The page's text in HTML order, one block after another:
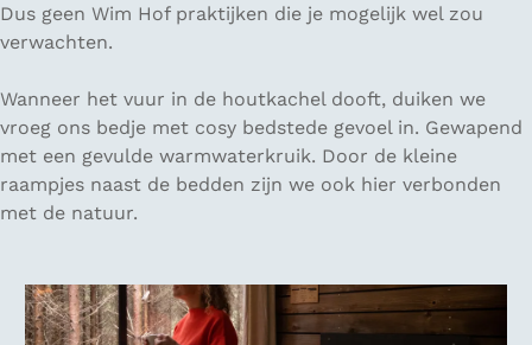
Dus geen Wim Hof praktijken die je mogelijk wel zou
verwachten.
Wanneer het vuur in de houtkachel dooft, duiken we
vroeg ons bedje met cosy bedstede gevoel in. Gewapend
met een gevulde warmwaterkruik. Door de kleine
raampjes naast de bedden zijn we ook hier verbonden
met de natuur.